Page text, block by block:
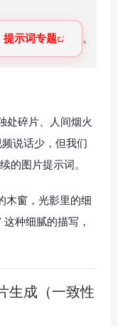
示词专题 。
处碎片、人间烟火
说话少，但我们
的图片提示词。
木窗，光影里的细
这种细腻的描写，
生成（一致性